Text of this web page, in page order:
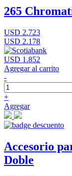
265
USD 2.723
USD 2.178
USD 1.852
Agregar al carrito
-
+
Agregar
Accesorio
Doble